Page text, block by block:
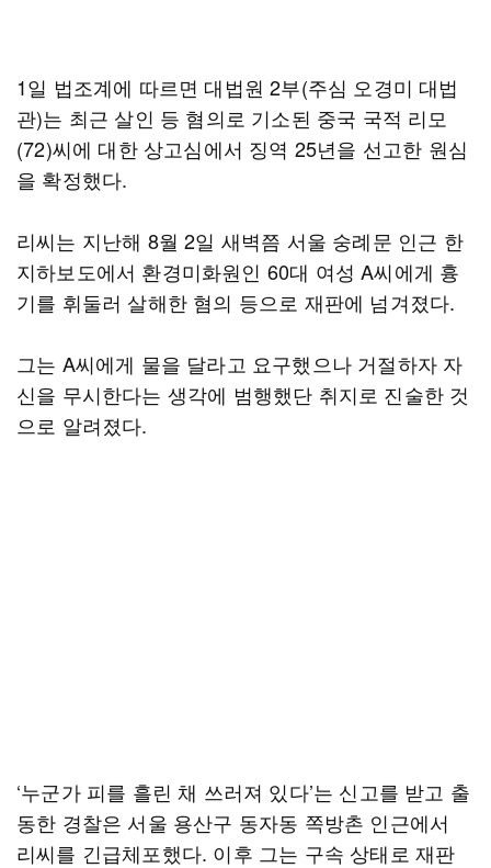
1일 법조계에 따르면 대법원 2부(주심 오경미 대법
관)는 최근 살인 등 혐의로 기소된 중국 국적 리모
(72)씨에 대한 상고심에서 징역 25년을 선고한 원심
을 확정했다.
리씨는 지난해 8월 2일 새벽쯤 서울 숭례문 인근 한
지하보도에서 환경미화원인 60대 여성 A씨에게 흉
기를 휘둘러 살해한 혐의 등으로 재판에 넘겨졌다.
그는 A씨에게 물을 달라고 요구했으나 거절하자 자
신을 무시한다는 생각에 범행했단 취지로 진술한 것
으로 알려졌다.
‘누군가 피를 흘린 채 쓰러져 있다’는 신고를 받고 출
동한 경찰은 서울 용산구 동자동 쪽방촌 인근에서
리씨를 긴급체포했다. 이후 그는 구속 상태로 재판